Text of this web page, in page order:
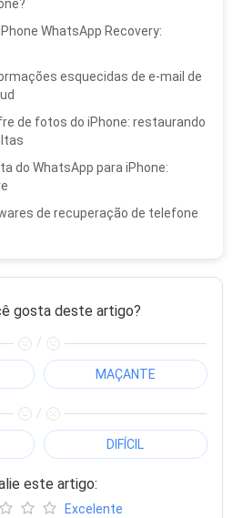
WhatsApp Recovery:
esquecidas de e-mail de
de fotos do iPhone: restaurando
do WhatsApp para iPhone:
de recuperação de telefone
gosta deste artigo?
/
MAÇANTE
/
DIFÍCIL
este artigo:
Excelente